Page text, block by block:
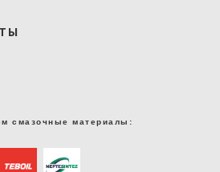
смазочные материалы: